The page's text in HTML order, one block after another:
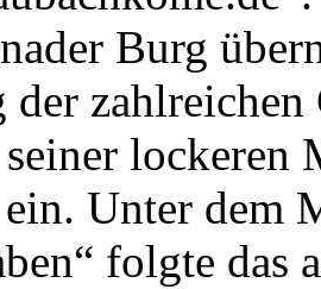
Burg
der
lockeren
Unter dem
folgte